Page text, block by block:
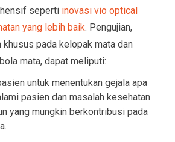
seperti inovasi vio optical
yang lebih baik. Pengujian,
khusus pada kelopak mata dan
mata, dapat meliputi:
untuk menentukan gejala apa
pasien dan masalah kesehatan
yang mungkin berkontribusi pada